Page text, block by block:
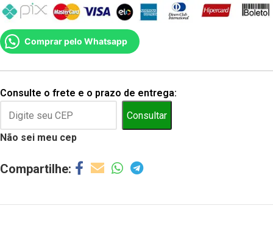
Comprar pelo Whatsapp
Consulte o frete e o prazo de entrega:
Consultar
Não sei meu cep